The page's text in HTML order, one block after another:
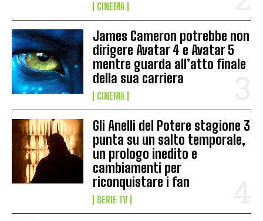
CINEMA
James Cameron potrebbe non
dirigere Avatar 4 e Avatar 5
mentre guarda all’atto finale
della sua carriera
CINEMA
Gli Anelli del Potere stagione 3
punta su un salto temporale,
un prologo inedito e
cambiamenti per
riconquistare i fan
SERIE TV